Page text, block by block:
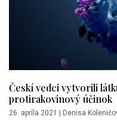
Českí vedci vytvorili
protirakovinový účinok
26. apríla 2021 | Denisa